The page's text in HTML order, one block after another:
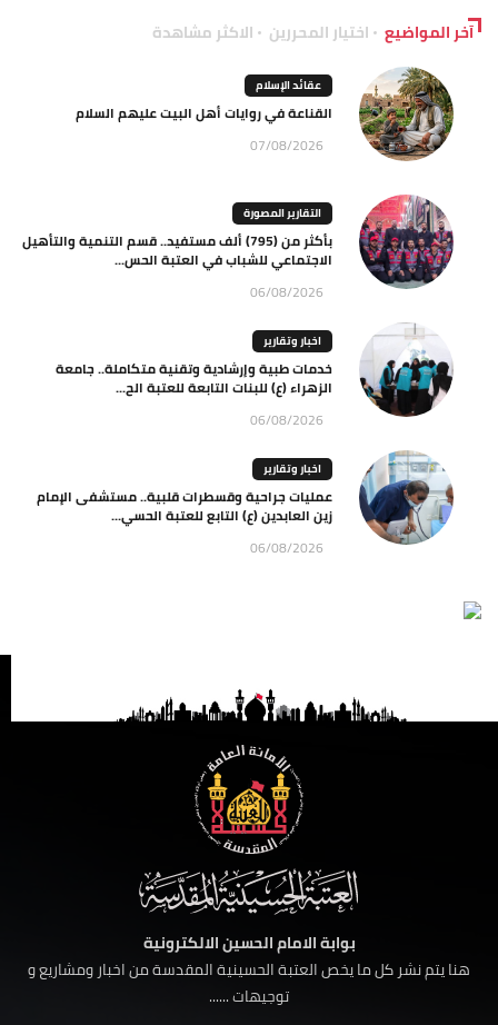
آخر المواضيع اختيار المحررين الاكثر مشاهدة
عقائد الإسلام
القناعة في روايات أهل البيت عليهم السلام
07/08/2026
التقارير المصورة
بأكثر من (795) ألف مستفيد.. قسم التنمية والتأهيل
الاجتماعي للشباب في العتبة الحس...
06/08/2026
اخبار وتقارير
خدمات طبية وإرشادية وتقنية متكاملة.. جامعة
الزهراء (ع) للبنات التابعة للعتبة الح...
06/08/2026
اخبار وتقارير
عمليات جراحية وقسطرات قلبية.. مستشفى الإمام
زين العابدين (ع) التابع للعتبة الحسي...
06/08/2026
بوابة الامام الحسين الالكترونية
هنا يتم نشر كل ما يخص العتبة الحسينية المقدسة من اخبار ومشاريع و
توجيهات ......